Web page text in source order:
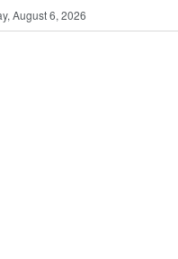
August 6, 2026